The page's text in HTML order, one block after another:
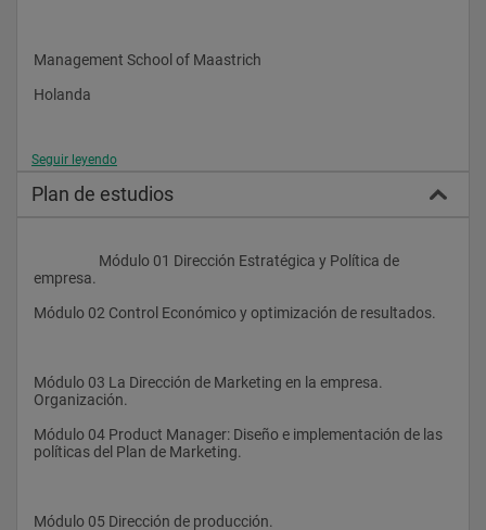
Management School of Maastrich
Holanda
  Dublin Business School
Irlanda
European Communication School
Francia - Bélgica
Salidas Profesionales
• Dirección General.
• Dirección y Gestión de proyectos.
Seguir leyendo
Plan de estudios
empresa.
Módulo 02 Control Económico y optimización de resultados.
Módulo 03 La Dirección de Marketing en la empresa.
Organización.
Módulo 04 Product Manager: Diseño e implementación de las
políticas del Plan de Marketing.
Módulo 05 Dirección de producción.